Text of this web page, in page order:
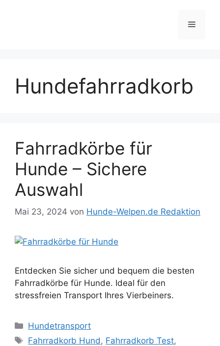
Menü
Hundefahrradkorb
Fahrradkörbe für
Hunde – Sichere
Auswahl
Mai 23, 2024 von Hunde-Welpen.de Redaktion
Entdecken Sie sicher und bequem die besten
Fahrradkörbe für Hunde. Ideal für den
stressfreien Transport Ihres Vierbeiners.
Kategorien
Hundetransport
Schlagwörter
Fahrradkorb Hund , Fahrradkorb Test,